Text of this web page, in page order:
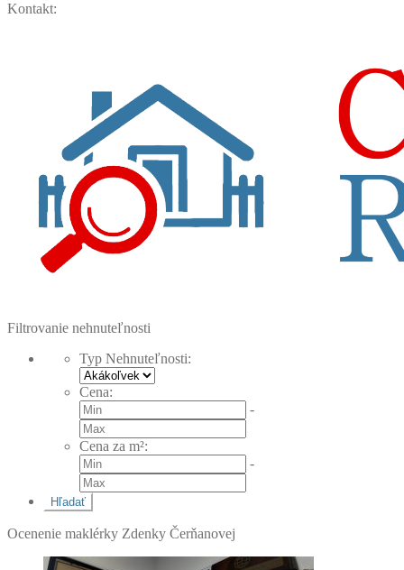
Kontakt:
Filtrovanie nehnuteľnosti
Typ Nehnuteľnosti:
Cena:
-
Cena za m²:
-
Ocenenie maklérky Zdenky Čerňanovej